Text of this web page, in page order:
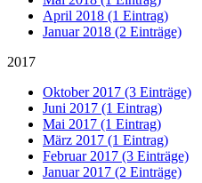
April 2018 (1 Eintrag)
Januar 2018 (2 Einträge)
2017
Oktober 2017 (3 Einträge)
Juni 2017 (1 Eintrag)
Mai 2017 (1 Eintrag)
März 2017 (1 Eintrag)
Februar 2017 (3 Einträge)
Januar 2017 (2 Einträge)